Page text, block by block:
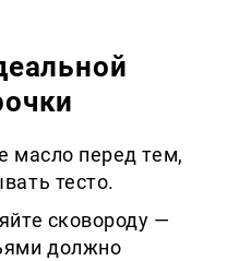
масло перед тем,
тесто.
сковороду —
должно